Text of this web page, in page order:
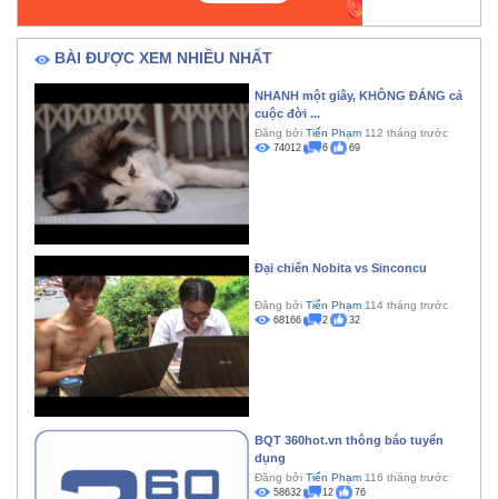
BÀI ĐƯỢC XEM NHIỀU NHẤT
NHANH một giây, KHÔNG ĐÁNG cả
cuộc đời ...
Đăng bởi Tiến Phạm 112 tháng trước
74012 6 69
Đại chiến Nobita vs Sinconcu
Đăng bởi Tiến Phạm 114 tháng trước
68166 2 32
BQT 360hot.vn thông báo tuyển
dụng
Đăng bởi Tiến Phạm 116 tháng trước
58632 12 76